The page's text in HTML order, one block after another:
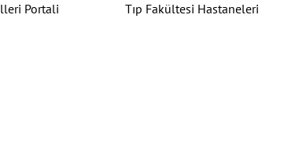
Portali
Tıp Fakültesi Hastaneleri